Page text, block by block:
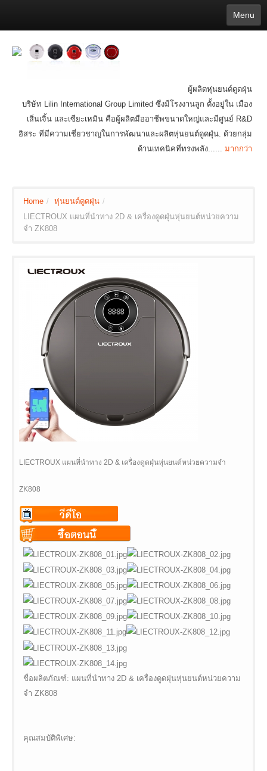
Menu
Deutsch
Português 日本語
bāṅlā Norsk
Türkçe
Ўзбек тили
india Tiếng Việt íslenska Estonia
Bulgarian
Ukrainian
Slovenčina
ผู้ผลิตหุ่นยนต์ดูดฝุ่น
บริษัท Lilin International Group Limited ซึ่งมีโรงงานลูก ตั้งอยู่ใน เมือง
เสิ่นเจิ้น และเซียะเหมิน คือผู้ผลิตมืออาชีพขนาดใหญ่และมีศูนย์ R&D
อิสระ ทีมีความเชี่ยวชาญในการพัฒนาและผลิตหุ่นยนต์ดูดฝุ่น. ด้วยกลุ่ม
ด้านเทคนิคที่ทรงพลัง...... มากกว่า
Home / หุ่นยนต์ดูดฝุ่น /
LIECTROUX แผนที่นำทาง 2D & เครื่องดูดฝุ่นหุ่นยนต์หน่วยความ
จำ ZK808
LIECTROUX แผนที่นำทาง 2D & เครื่องดูดฝุ่นหุ่นยนต์หน่วยความจำ
ZK808
Warning
: Undefined variable
$vii_demo_video_text in
/web/m.liectroux-
global.com/includes/templates/theme100/templates/
on line35
Warning: Undefined variable
$vii_buy_now_text in
/web/m.liectroux-
global.com/includes/templates/theme100/templates/
on line
ชื่อผลิตภัณฑ์: แผนที่นำทาง 2D & เครื่องดูดฝุ่นหุ่นยนต์หน่วยความ
จำ ZK808
คุณสมบัติพิเศษ: